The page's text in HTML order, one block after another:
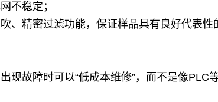
不稳定；
、精密过滤功能，保证样品具有良好代表
故障时可以“低成本维修”，而不是像PLC等